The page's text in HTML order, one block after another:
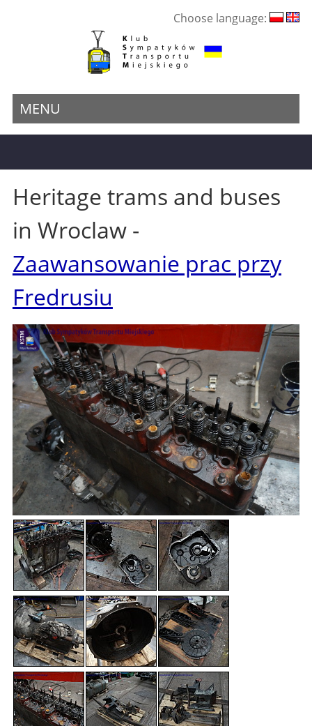
Choose language:
MENU
Heritage trams and buses
in Wroclaw -
Zaawansowanie prac przy
Fredrusiu